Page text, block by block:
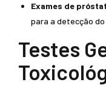
Exames de
para a detecção
Testes